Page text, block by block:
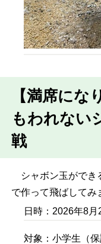
【満席にな
もわれない
戦
シャボン玉ができ
で作って飛ばしてみ
日時：2026年8
対象：小学生（保